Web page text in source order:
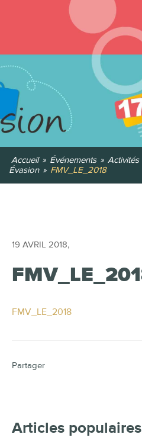
Accueil » Événements »
Évasion » FMV_LE_2018
19 AVRIL 2018,
FMV_LE_2018
Partager
Articles populaires